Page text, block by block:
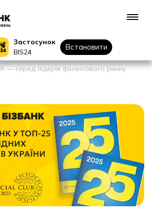
Застосунок
BIS24
Встановити
— серед лідерів фінансового ринку